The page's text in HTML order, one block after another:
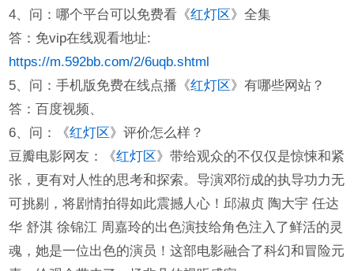
4、问：哪个平台可以免费看《红灯区 》全集
答：免vip在线观看地址:
https://m.592bb.com/2/6uqb.shtml
5、问：手机版免费在线点播《红灯区 》有哪些网站？
答：百度视频、
6、问：《红灯区 》评价怎么样？
豆瓣电影网友：《红灯区 》带给观众的不仅仅是惊悚和紧
张，更有对人性的思考和探索。导演邓衍成的执导功力无
可挑剔，将剧情拍得如此震撼人心！邱淑贞 陶大宇 任达
华 舒淇 徐锦江 周嘉玲的出色演技给角色注入了鲜活的灵
魂，她是一位出色的演员！这部电影融合了科幻和冒险元